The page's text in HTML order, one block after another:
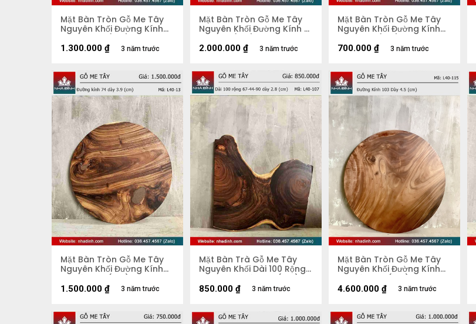
Mặt Bàn Tròn Gỗ Me Tây
Nguyên Khối Đường Kính
67 Dày 4,2 (cm)
3 năm trước
1.300.000 ₫
Mặt Bàn Tròn Gỗ Me Tây
Nguyên Khối Đường Kính 81
Dày 5,5 (cm)
3 năm trước
2.000.000 ₫
Mặt Bàn Tròn Gỗ Me Tây
Nguyên Khối Đường Kính
59 Dày 4 (cm)
3 năm trước
700.000 ₫
Mặt Bàn Tròn Gỗ Me Tây
Nguyên Khối Đường Kính
74 Dày 3.9 (cm)
3 năm trước
1.500.000 ₫
Mặt Bàn Trà Gỗ Me Tây
Nguyên Khối Dài 100 Rộng
67-44-90 Dày 2,8 (cm)
3 năm trước
850.000 ₫
Mặt Bàn Tròn Gỗ Me Tây
Nguyên Khối Đường Kính
103 Dày 4,5 (cm)
3 năm trước
4.600.000 ₫